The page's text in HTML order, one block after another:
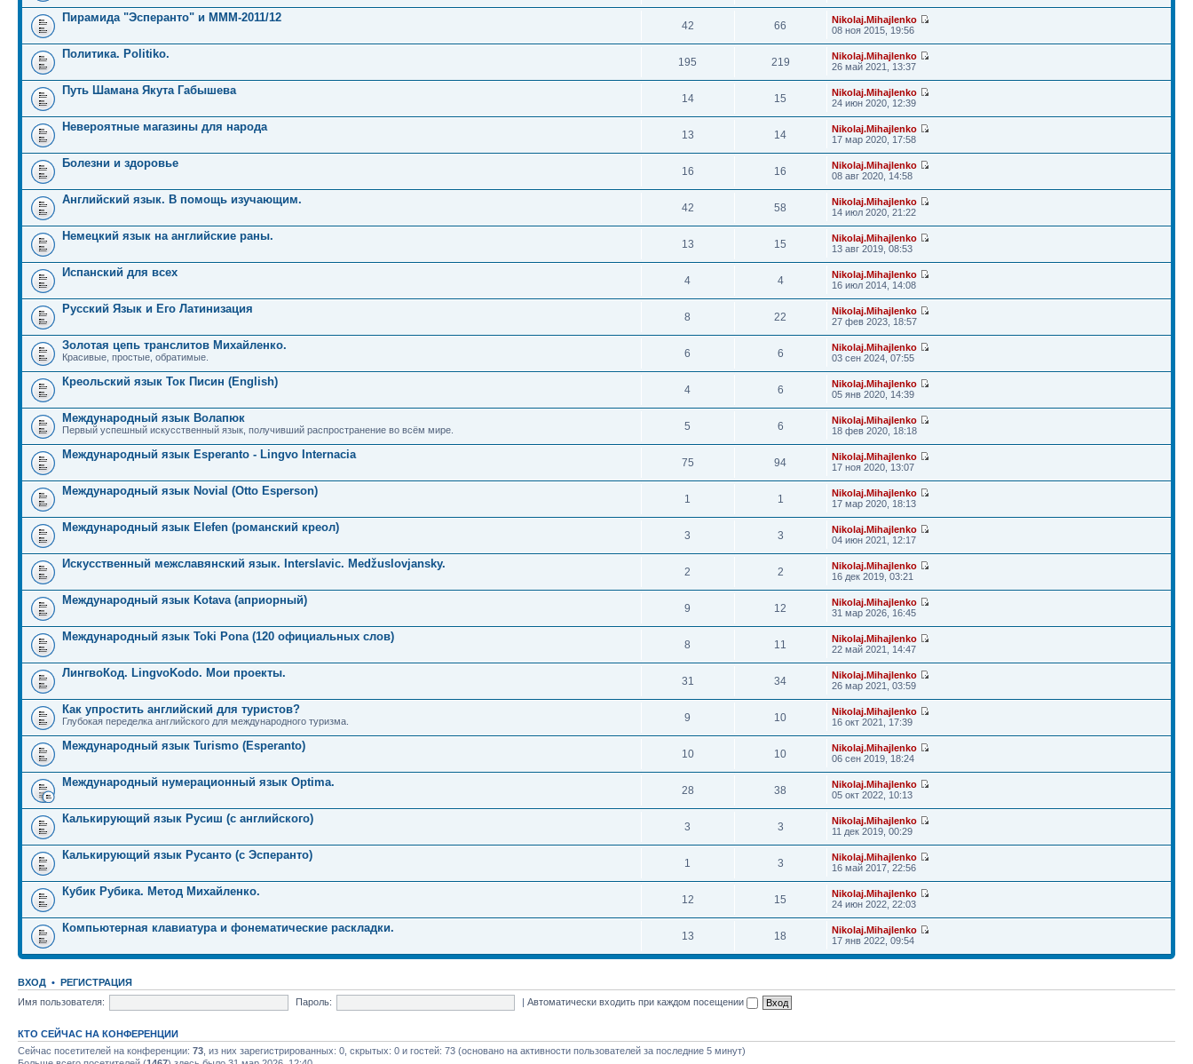
Пирамида "Эсперанто" и MMM-2011/12
42 66
Nikolaj.Mihajlenko
08 ноя 2015, 19:56
Политика. Politiko.
195 219
Nikolaj.Mihajlenko
26 май 2021, 13:37
Путь Шамана Якута Габышева
14 15
Nikolaj.Mihajlenko
24 июн 2020, 12:39
Невероятные магазины для народа
13 14
Nikolaj.Mihajlenko
17 мар 2020, 17:58
Болезни и здоровье
16 16
Nikolaj.Mihajlenko
08 авг 2020, 14:58
Английский язык. В помощь изучающим.
42 58
Nikolaj.Mihajlenko
14 июл 2020, 21:22
Немецкий язык на английские раны.
13 15
Nikolaj.Mihajlenko
13 авг 2019, 08:53
Испанский для всех
4 4
Nikolaj.Mihajlenko
16 июл 2014, 14:08
Русский Язык и Его Латинизация
8 22
Nikolaj.Mihajlenko
27 фев 2023, 18:57
Золотая цепь транслитов Михайленко.
Красивые, простые, обратимые. 6 6
Nikolaj.Mihajlenko
03 сен 2024, 07:55
Креольский язык Ток Писин (English)
4 6
Nikolaj.Mihajlenko
05 янв 2020, 14:39
Международный язык Волапюк
Первый успешный искусственный язык, получивший распространение во всём мире. 5 6
Nikolaj.Mihajlenko
18 фев 2020, 18:18
Международный язык Esperanto - Lingvo Internacia
75 94
Nikolaj.Mihajlenko
17 ноя 2020, 13:07
Международный язык Novial (Otto Esperson)
1 1
Nikolaj.Mihajlenko
17 мар 2020, 18:13
Международный язык Elefen (романский креол)
3 3
Nikolaj.Mihajlenko
04 июн 2021, 12:17
Искусственный межславянский язык. Interslavic. Medžuslovjansky.
2 2
Nikolaj.Mihajlenko
16 дек 2019, 03:21
Международный язык Kotava (априорный)
9 12
Nikolaj.Mihajlenko
31 мар 2026, 16:45
Международный язык Toki Pona (120 официальных слов)
8 11
Nikolaj.Mihajlenko
22 май 2021, 14:47
ЛингвоКод. LingvoKodo. Мои проекты.
31 34
Nikolaj.Mihajlenko
26 мар 2021, 03:59
Как упростить английский для туристов?
Глубокая переделка английского для международного туризма. 9 10
Nikolaj.Mihajlenko
16 окт 2021, 17:39
Международный язык Turismo (Esperanto)
10 10
Nikolaj.Mihajlenko
06 сен 2019, 18:24
Международный нумерационный язык Optima.
28 38
Nikolaj.Mihajlenko
05 окт 2022, 10:13
Калькирующий язык Русиш (с английского)
3 3
Nikolaj.Mihajlenko
11 дек 2019, 00:29
Калькирующий язык Русанто (с Эсперанто)
1 3
Nikolaj.Mihajlenko
16 май 2017, 22:56
Кубик Рубика. Метод Михайленко.
12 15
Nikolaj.Mihajlenko
24 июн 2022, 22:03
Компьютерная клавиатура и фонематические раскладки.
13 18
Nikolaj.Mihajlenko
17 янв 2022, 09:54
ВХОД • РЕГИСТРАЦИЯ
Имя пользователя:
Пароль: |Автоматически входить при каждом посещении
КТО СЕЙЧАС НА КОНФЕРЕНЦИИ
Сейчас посетителей на конференции: 73 , из них зарегистрированных: 0, скрытых: 0 и гостей: 73 (основано на активности пользователей за последние 5 минут)